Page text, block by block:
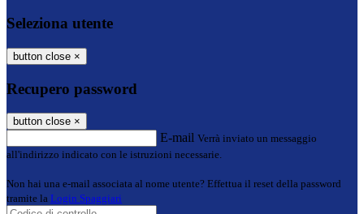
Seleziona utente
button close ×
Recupero password
button close ×
E-mail Verrà inviato un messaggio
all'indirizzo indicato con le istruzioni necessarie.
Non hai una e-mail associata al nome utente? Effettua il reset della password
tramite la Login Spaggiari